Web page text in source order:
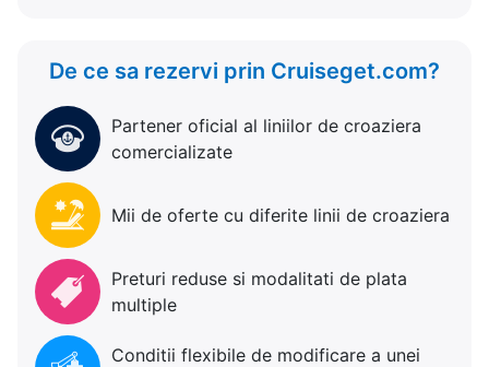
De ce sa rezervi prin Cruiseget.com?
Partener oficial al liniilor de croaziera
comercializate
Mii de oferte cu diferite linii de croaziera
Preturi reduse si modalitati de plata
multiple
Conditii flexibile de modificare a unei